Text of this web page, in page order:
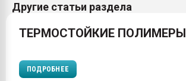
Другие статьи раздела
ТЕРМОСТОЙКИЕ ПОЛИМЕРЫ
ПОДРОБНЕЕ